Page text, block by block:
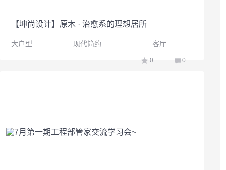
【坤尚设计】原木 · 治愈系的理想居所
大户型 现代简约 客厅
0 0